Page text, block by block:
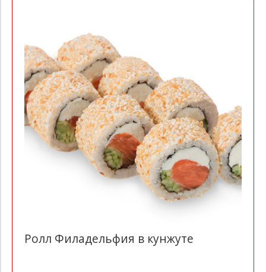
Ролл Филадельфия в кунжуте